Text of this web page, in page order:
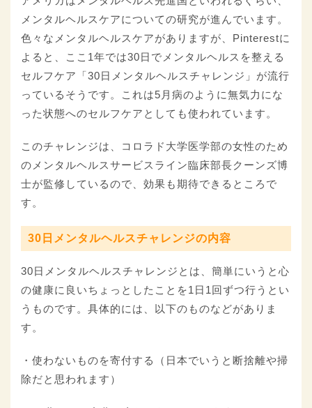
メンタルヘルスケアについての研究が進んでいます。
色々なメンタルヘルスケアがありますが、Pinterestに
よると、ここ1年では30日でメンタルヘルスを整える
セルフケア「30日メンタルヘルスチャレンジ」が流行
っているそうです。これは5月病のように無気力にな
った状態へのセルフケアとしても使われています。
このチャレンジは、コロラド大学医学部の女性のため
のメンタルヘルスサービスライン臨床部長クーンズ博
士が監修しているので、効果も期待できるところで
す。
30日メンタルヘルスチャレンジの内容
30日メンタルヘルスチャレンジとは、簡単にいうと心
の健康に良いちょっとしたことを1日1回ずつ行うとい
うものです。具体的には、以下のものなどがありま
す。
・使わないものを寄付する（日本でいうと断捨離や掃
除だと思われます）